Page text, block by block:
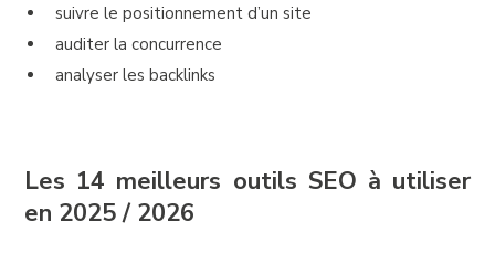
suivre le positionnement d’un site
auditer la concurrence
analyser les backlinks
Les 14 meilleurs outils SEO à utiliser
en 2025 / 2026